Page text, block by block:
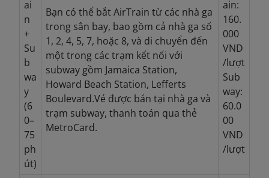
ai
n
+
Su
b
wa
y
(6
0–
75
ph
út)
Bạn có thể bắt AirTrain từ các nhà ga
trong sân bay, bao gồm cả nhà ga số
1, 2, 4, 5, 7, hoặc 8, và di chuyển đến
một trong các trạm kết nối với
subway gồm Jamaica Station,
Howard Beach Station, Lefferts
Boulevard.Vé được bán tại nhà ga và
trạm subway, thanh toán qua thẻ
MetroCard.
ain:
160.
000
VND
/lượt
Sub
way:
60.0
00
VND
/lượt